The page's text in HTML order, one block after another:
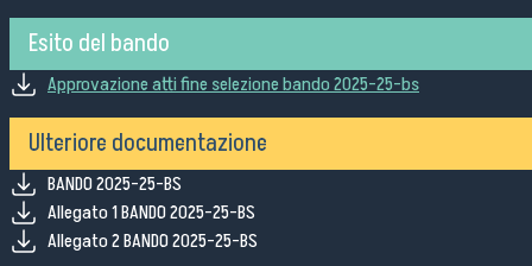
Esito del bando
Approvazione atti fine selezione bando 2025-25-bs
Ulteriore documentazione
BANDO 2025-25-BS
Allegato 1 BANDO 2025-25-BS
Allegato 2 BANDO 2025-25-BS
Elenchi del personale
Ordini e Determine
Progetti di investimento pubblico
Automatizzazione delle procedure